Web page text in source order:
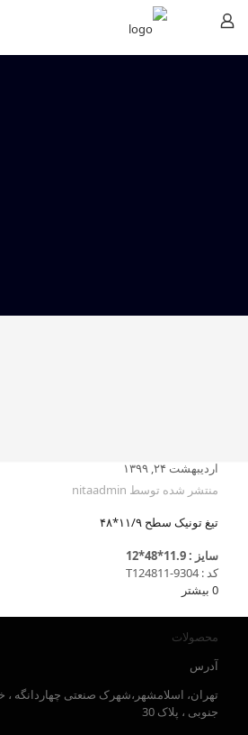
اردیبهشت ۲۴, ۱۳۹۹
منتشر شده توسط nitaadmin
تیغ تونیک سطح ۱۱/۹*۴۸
سایز : 11.9*48*12
کد : T124811-9304
0 بیشتر
محصولات
آدرس
جنوبی ، پلاک 30